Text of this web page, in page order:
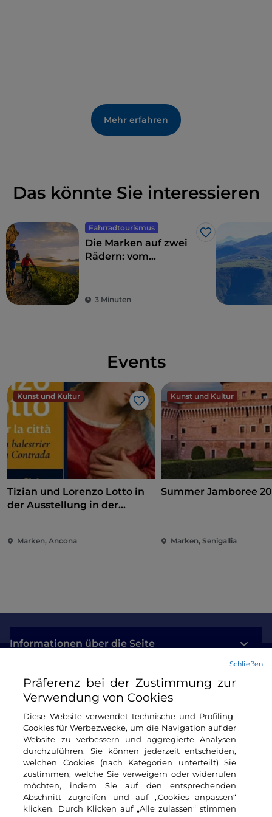
Mehr erfahren
Das könnte Sie interessieren
Fahrradtourismus
Like
Die Marken auf zwei
Rädern: vom
3 Minuten
Events
Kunst und Kultur
Like
Tizian und Lorenzo Lotto in
der Ausstellung in der
Marken, Ancona
Kunst und Kultur
Summer Jamboree
Marken, Senigallia
Informationen über die Seite
Nützliche Links
Login
Bleiben wir in Kontakt
Präferenz bei der Zustimmung zur
Verwendung von Cookies
Diese Website verwendet technische und Profiling-
Cookies für Werbezwecke, um die Navigation auf der
Website zu verbessern und aggregierte Analysen
durchzuführen. Sie können jederzeit entscheiden,
welchen Cookies (nach Kategorien unterteilt) Sie
zustimmen, welche Sie verweigern oder widerrufen
möchten, indem Sie auf den entsprechenden
Abschnitt zugreifen und auf „Cookies anpassen“
klicken. Durch Klicken auf „Alle zulassen“ stimmen
Schließen